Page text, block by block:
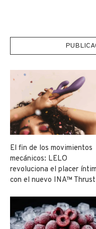
El fin de los movimientos
mecánicos: LELO
revoluciona el placer
con el nuevo INA™ Thrust